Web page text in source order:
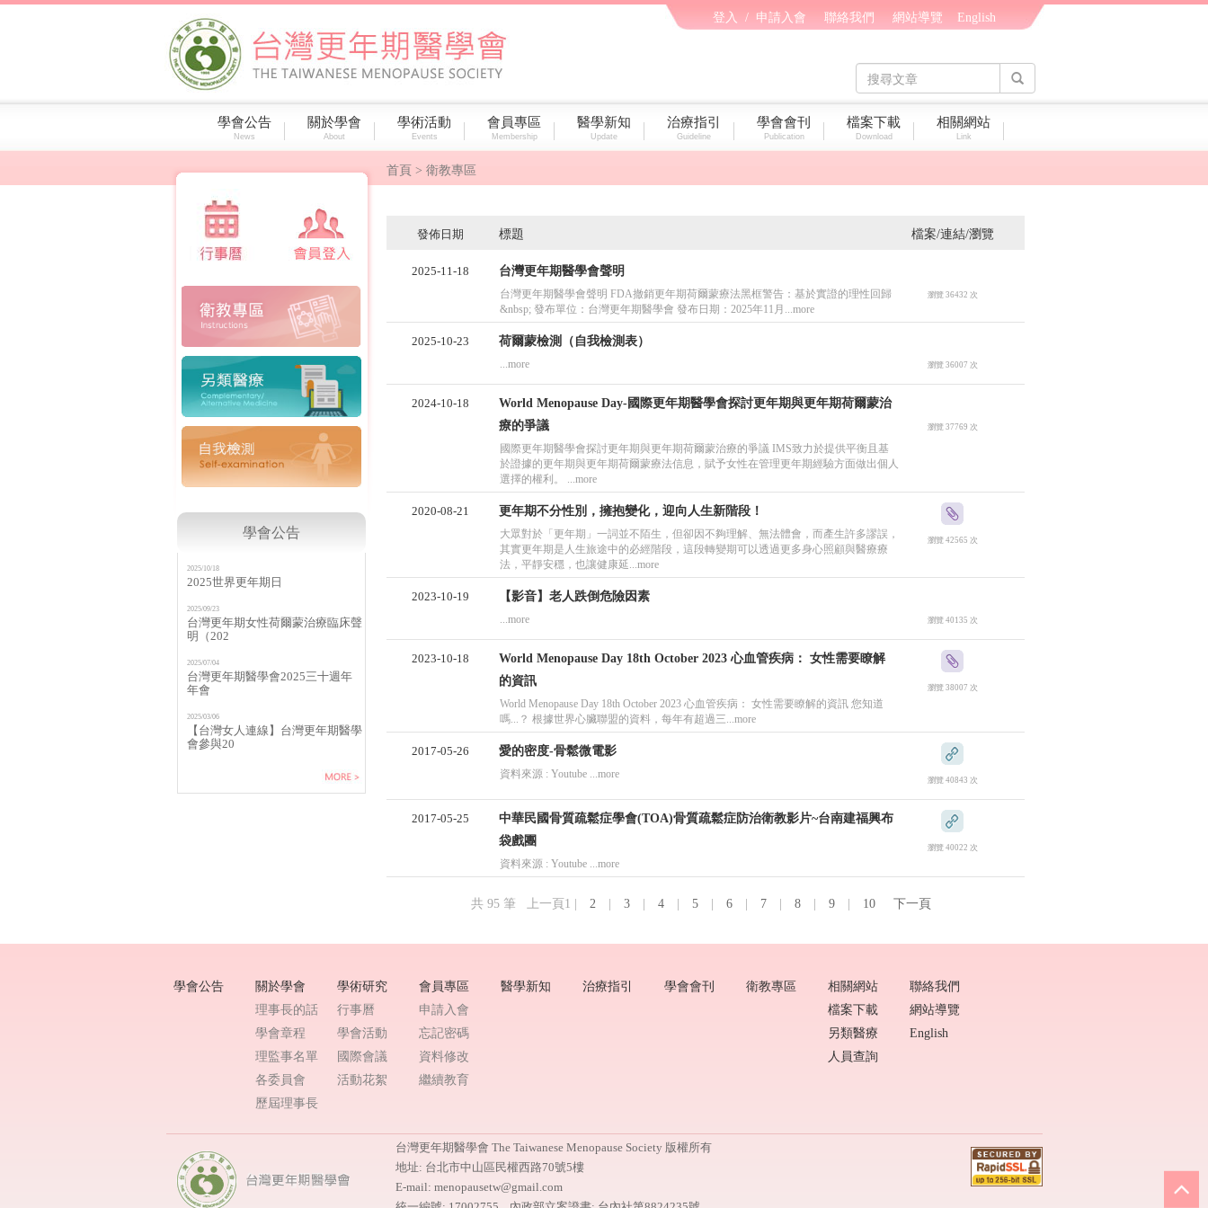
登入 / 申請入會 聯絡我們 網站導覽 English
學會公告
News
關於學會
About
學術活動
Events
會員專區
Membership
醫學新知
Update
治療指引
Guideline
學會會刊
Publication
檔案下載
Download
相關網站
Link
學會公告
2025/10/18
2025世界更年期日
2025/09/23
台灣更年期女性荷爾蒙治療臨床聲
明（202
2025/07/04
台灣更年期醫學會2025三十週年
年會
2025/03/06
【台灣女人連線】台灣更年期醫學
會參與20
首頁 > 衛教專區
發佈日期 標題 檔案/連結/瀏覽
2025-11-18 台灣更年期醫學會聲明
台灣更年期醫學會聲明 FDA撤銷更年期荷爾蒙療法黑框警告：基於實證的理性回歸
&nbsp; 發布單位：台灣更年期醫學會 發布日期：2025年11月...more
瀏覽 36432 次
2025-10-23 荷爾蒙檢測（自我檢測表）
...more 瀏覽 36007 次
2024-10-18
World Menopause Day-國際更年期醫學會探討更年期與更年期荷爾蒙治
療的爭議
國際更年期醫學會探討更年期與更年期荷爾蒙治療的爭議 IMS致力於提供平衡且基
於證據的更年期與更年期荷爾蒙療法信息，賦予女性在管理更年期經驗方面做出個人
選擇的權利。 ...more
瀏覽 37769 次
2020-08-21 更年期不分性別，擁抱變化，迎向人生新階段！
大眾對於「更年期」一詞並不陌生，但卻因不夠理解、無法體會，而產生許多謬誤，
其實更年期是人生旅途中的必經階段，這段轉變期可以透過更多身心照顧與醫療療
法，平靜安穩，也讓健康延...more
瀏覽 42565 次
2023-10-19 【影音】老人跌倒危險因素
...more 瀏覽 40135 次
2023-10-18
World Menopause Day 18th October 2023 ⼼⾎管疾病： ⼥性需要瞭解
的資訊
World Menopause Day 18th October 2023 ⼼⾎管疾病： ⼥性需要瞭解的資訊 您知道
嗎...？ 根據世界⼼臟聯盟的資料，每年有超過三...more
瀏覽 38007 次
2017-05-26 愛的密度-骨鬆微電影
資料來源 : Youtube ...more 瀏覽 40843 次
2017-05-25
中華民國骨質疏鬆症學會(TOA)骨質疏鬆症防治衛教影片~台南建福興布
袋戲團
資料來源 : Youtube ...more
瀏覽 40022 次
共 95 筆 上一頁1 | 2 3 4 5 6 7 8 9 10 下一頁
學會公告
關於學會
理事長的話
學會章程
理監事名單
各委員會
歷屆理事長
學術研究
行事曆
學會活動
國際會議
活動花絮
會員專區
申請入會
忘記密碼
資料修改
繼續教育
醫學新知 治療指引 學會會刊 衛教專區
相關網站
檔案下載
另類醫療
人員查詢
聯絡我們
網站導覽
English
台灣更年期醫學會 The Taiwanese Menopause Society 版權所有
地址: 台北市中山區民權西路70號5樓
E-mail: menopausetw@gmail.com